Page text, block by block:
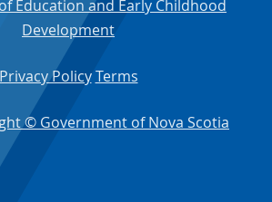
Education and Early Childhood
Development
Privacy Policy Terms
© Government of Nova Scotia